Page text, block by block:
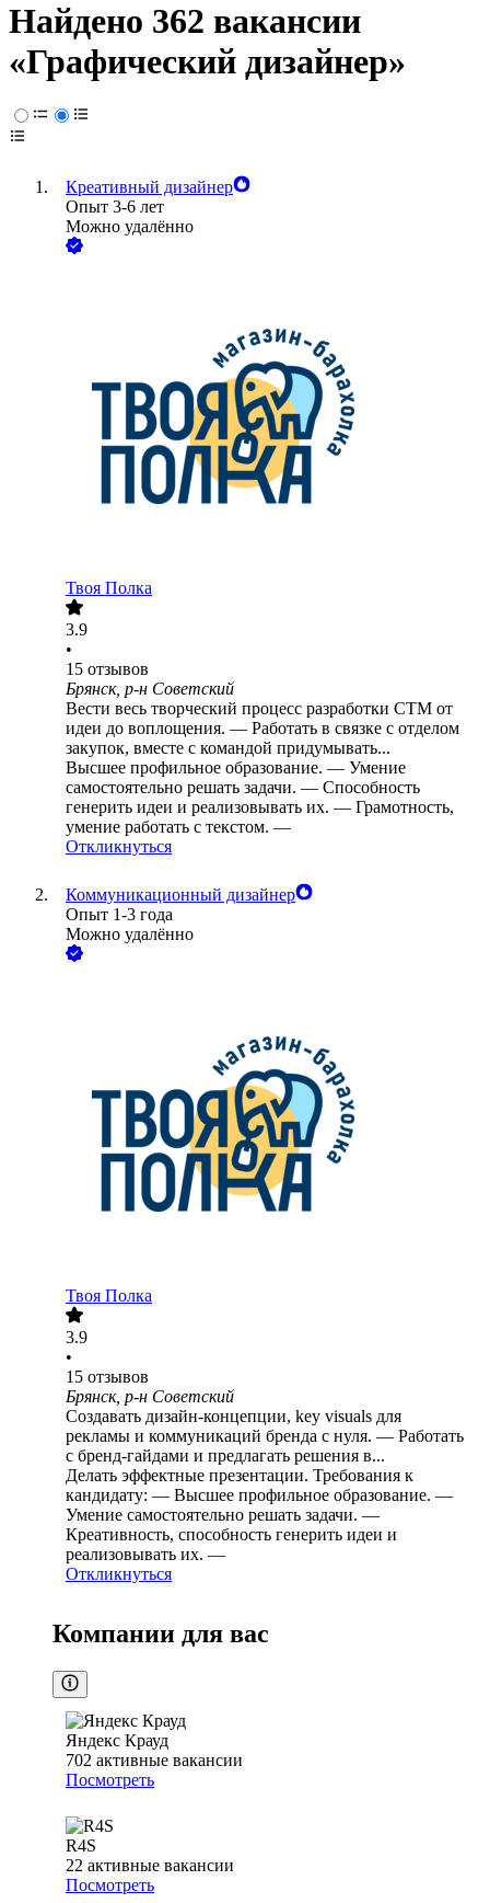
Найдено 362 вакансии
«Графический дизайнер»
Креативный дизайнер
Опыт 3-6 лет
Можно удалённо
Твоя Полка
3.9
•
15 отзывов
Брянск, р-н Советский
Вести весь творческий процесс разработки СТМ от
идеи до воплощения. — Работать в связке с отделом
закупок, вместе с командой придумывать...
Высшее профильное образование. — Умение
самостоятельно решать задачи. — Способность
генерить идеи и реализовывать их. — Грамотность,
умение работать с текстом. —
Откликнуться
Коммуникационный дизайнер
Опыт 1-3 года
Можно удалённо
Твоя Полка
3.9
•
15 отзывов
Брянск, р-н Советский
Создавать дизайн-концепции, key visuals для
рекламы и коммуникаций бренда с нуля. — Работать
с бренд-гайдами и предлагать решения в...
Делать эффектные презентации. Требования к
кандидату: — Высшее профильное образование. —
Умение самостоятельно решать задачи. —
Креативность, способность генерить идеи и
реализовывать их. —
Откликнуться
Компании для вас
Яндекс Крауд
702 активные вакансии
Посмотреть
R4S
22 активные вакансии
Посмотреть